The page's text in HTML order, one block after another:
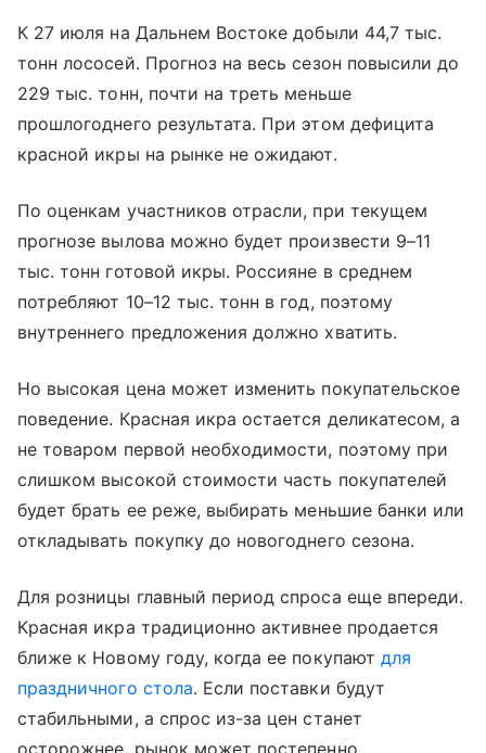
К 27 июля на Дальнем Востоке добыли 44,7 тыс.
тонн лососей. Прогноз на весь сезон повысили до
229 тыс. тонн, почти на треть меньше
прошлогоднего результата. При этом дефицита
красной икры на рынке не ожидают.
По оценкам участников отрасли, при текущем
прогнозе вылова можно будет произвести 9–11
тыс. тонн готовой икры. Россияне в среднем
потребляют 10–12 тыс. тонн в год, поэтому
внутреннего предложения должно хватить.
Но высокая цена может изменить покупательское
поведение. Красная икра остается деликатесом, а
не товаром первой необходимости, поэтому при
слишком высокой стоимости часть покупателей
будет брать ее реже, выбирать меньшие банки или
откладывать покупку до новогоднего сезона.
Для розницы главный период спроса еще впереди.
Красная икра традиционно активнее продается
ближе к Новому году, когда ее покупают для
праздничного стола. Если поставки будут
стабильными, а спрос из-за цен станет